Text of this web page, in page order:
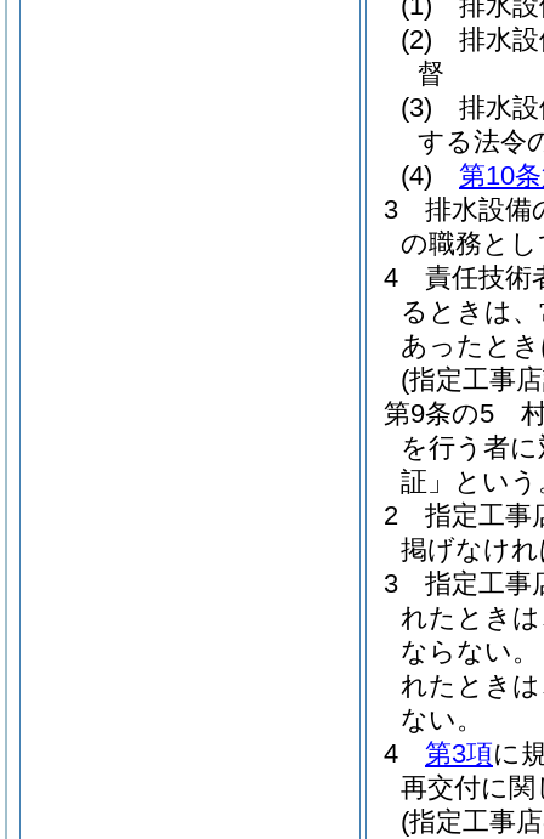
(2)
排水
督
(3)
排水
する法令
(4)
第10
3
排水設備
の職務と
4
責任技術
るときは
あったと
(指定工事
第9条の5
を行う者
証」という
2
指定工事
掲げなけ
3
指定工事
れたとき
ならない。
れたとき
ない。
4
第3項に
再交付に
(指定工事